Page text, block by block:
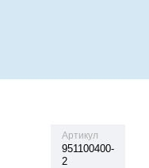
Артикул
951100400-
2